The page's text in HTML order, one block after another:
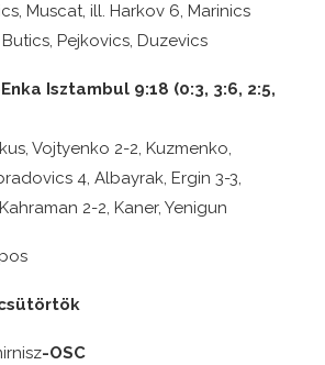
Muscat, ill. Harkov 6, Marinics
Pejkovics, Duzevics
Isztambul 9:18 (0:3, 3:6, 2:5,
Vojtyenko 2-2, Kuzmenko,
4, Albayrak, Ergin 3-3,
2-2, Kaner, Yenigun
-OSC